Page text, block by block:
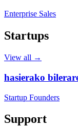
Enterprise Sales
Startups
View all →
hasierako
Startup Founders
Support